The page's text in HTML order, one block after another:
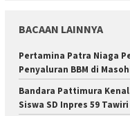
BACAAN LAINNYA
Pertamina Patra Niaga
Penyaluran BBM di
Bandara Pattimura
Siswa SD Inpres 59